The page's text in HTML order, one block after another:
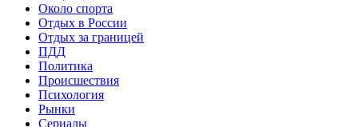
Около спорта
Отдых в России
Отдых за границей
ПДД
Политика
Происшествия
Психология
Рынки
Сериалы